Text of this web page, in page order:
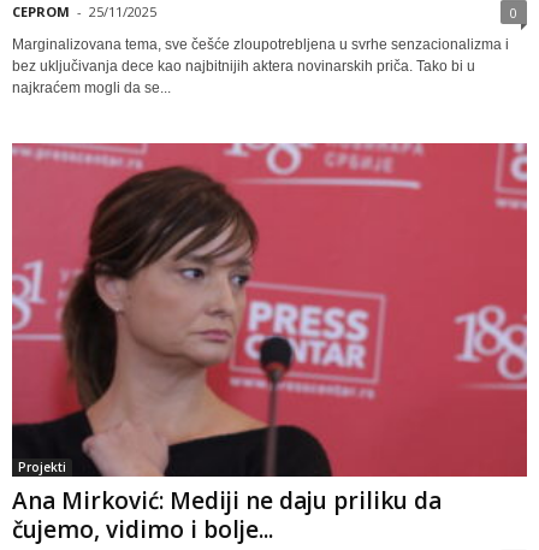
CEPROM - 25/11/2025 0
Marginalizovana tema, sve češće zloupotrebljena u svrhe senzacionalizma i
bez uključivanja dece kao najbitnijih aktera novinarskih priča. Tako bi u
najkraćem mogli da se...
Projekti
Ana Mirković: Mediji ne daju priliku da
čujemo, vidimo i bolje...